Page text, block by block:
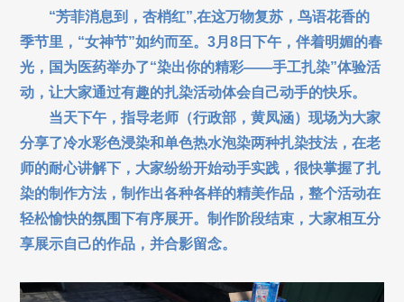
“芳菲消息到，杏梢红”,在这万物复苏，鸟语花香的
季节里，“女神节”如约而至。3月8日下午，伴着明媚的春
光，国为医药举办了“染出你的精彩——手工扎染”体验活
动，让大家通过有趣的扎染活动体会自己动手的快乐。
当天下午，指导老师（行政部，黄凤涵）现场为大家
分享了冷水彩色浸染和单色热水泡染两种扎染技法，在老
师的耐心讲解下，大家纷纷开始动手实践，很快掌握了扎
染的制作方法，制作出各种各样的精美作品，整个活动在
轻松愉快的氛围下有序展开。制作阶段结束，大家相互分
享展示自己的作品，并合影留念。